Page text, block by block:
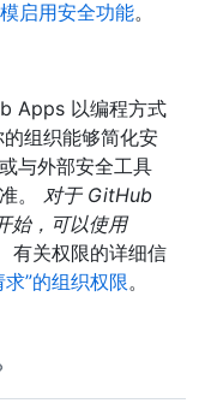
启用安全功能。
Apps 以编程方式
组织能够简化安
与外部安全工具
。 对于 GitHub
始，可以使用
有关权限的详细信
”的组织权限。